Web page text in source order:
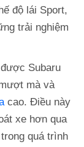
độ lái Sport,
trải nghiệm
Subaru
mà và
cao. Điều này
xe hơn qua
quá trình